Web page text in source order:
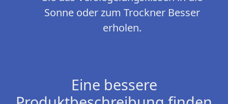
Sonne oder zum Trockner Besser
erholen.
Eine bessere